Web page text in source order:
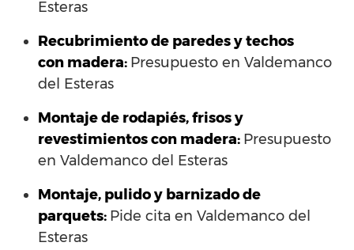
Esteras
Recubrimiento de paredes y techos
con madera: Presupuesto en Valdemanco
del Esteras
Montaje de rodapiés, frisos y
revestimientos con madera: Presupuesto
en Valdemanco del Esteras
Montaje, pulido y barnizado de
parquets: Pide cita en Valdemanco del
Esteras